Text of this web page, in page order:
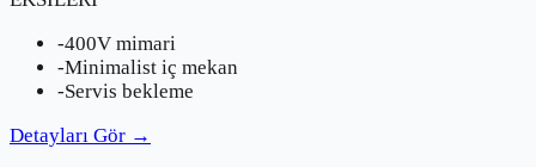
-400V mimari
-Minimalist iç mekan
-Servis bekleme
Detayları Gör →